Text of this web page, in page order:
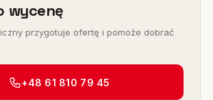
wycenę
przygotuje ofertę i pomoże dobrać
+48 61 810 79 45